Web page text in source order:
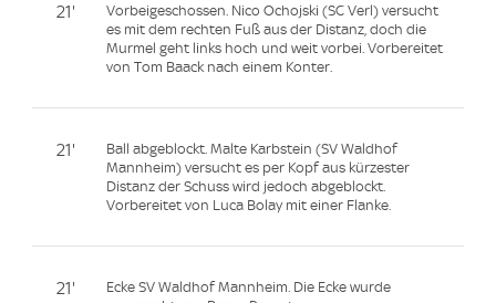
21'
Vorbeigeschossen. Nico Ochojski (SC Verl) versucht
es mit dem rechten Fuß aus der Distanz, doch die
Murmel geht links hoch und weit vorbei. Vorbereitet
von Tom Baack nach einem Konter.
21'
Ball abgeblockt. Malte Karbstein (SV Waldhof
Mannheim) versucht es per Kopf aus kürzester
Distanz der Schuss wird jedoch abgeblockt.
Vorbereitet von Luca Bolay mit einer Flanke.
21'
Ecke SV Waldhof Mannheim. Die Ecke wurde